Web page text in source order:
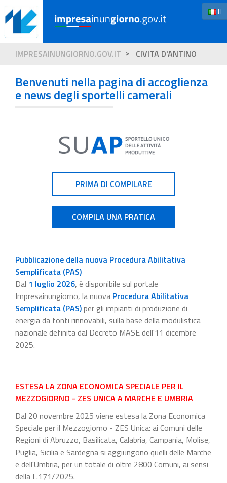
IT
IMPRESAINUNGIORNO.GOV.IT CIVITA D'ANTINO
Benvenuti nella pagina di accoglienza
e news degli sportelli camerali
PRIMA DI COMPILARE
COMPILA UNA PRATICA
Pubblicazione della nuova Procedura Abilitativa
Semplificata (PAS)
Dal 1 luglio 2026, è disponibile sul portale
Impresainungiorno, la nuova Procedura Abilitativa
Semplificata (PAS)per gli impianti di produzione di
energia da fonti rinnovabili, sulla base della modulistica
nazionale definita dal Decreto MASE dell'11 dicembre
2025.
ESTESA LA ZONA ECONOMICA SPECIALE PER IL
MEZZOGIORNO - ZES UNICA A MARCHE E UMBRIA
Dal 20 novembre 2025 viene estesa la Zona Economica
Speciale per il Mezzogiorno - ZES Unica: ai Comuni delle
Regioni di Abruzzo, Basilicata, Calabria, Campania, Molise,
Puglia, Sicilia e Sardegna si aggiungono quelli delle Marche
e dell'Umbria, per un totale di oltre 2800 Comuni, ai sensi
della L.171/2025.